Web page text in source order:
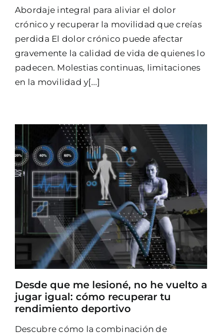
Abordaje integral para aliviar el dolor
crónico y recuperar la movilidad que creías
perdida El dolor crónico puede afectar
gravemente la calidad de vida de quienes lo
padecen. Molestias continuas, limitaciones
en la movilidad y[...]
Desde que me lesioné, no he vuelto a
jugar igual: cómo recuperar tu
rendimiento deportivo
Descubre cómo la combinación de